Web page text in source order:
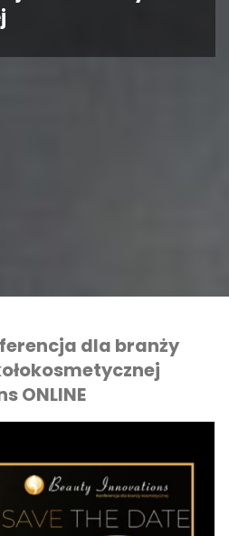
dla branży
ONLINE